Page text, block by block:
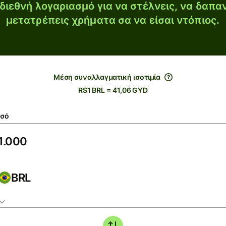
λογαριασμό για να στέλνεις, να
μετατρέπεις χρήματα σα να είσαι ντόπιος.
Μέση συναλλαγματική ισοτιμία
R$1 BRL = 41,06 GYD
BRL